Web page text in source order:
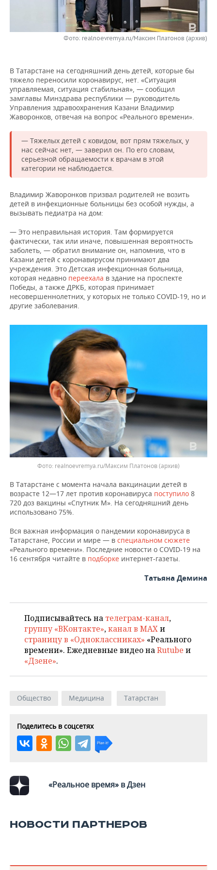
НЕФТЕХИМИЯ
ЭНЕРГЕТИКА
РОЗНИЧНАЯ ТОРГОВЛЯ
НОВОСТИ ТЕХНОЛОГИЙ
ТЕЛЕКОММУНИКАЦИИ
МЕРОПРИЯТИЯ
НОВОСТИ МЕРОПРИЯТИЙ
БИЗНЕС-БРАНЧИ
ONLINE-КОНФЕРЕНЦИИ
ОТКРЫТАЯ ЛЕКЦИЯ
ФУТБОЛ
ХОККЕЙ
БАСКЕТБОЛ
ВОЛЕЙБОЛ
КИБЕРСПОРТ
ФИГУРНОЕ КАТАНИЕ
ВОДНЫЕ ВИДЫ СПОРТА
ХОККЕЙ С МЯЧОМ
НОВОСТИ ОБЩЕСТВА
ВЛАСТЬ
ИНФРАСТРУКТУРА
ИСТОРИЯ
КУЛЬТУРА
МЕДИЦИНА
ОБРАЗОВАНИЕ
ПРОИСШЕСТВИЯ
ФОТОГАЛЕРЕЯ
СЮЖЕТЫ
СПРАВОЧНИК
СПИСОК ПЕРСОН
СПИСОК КОМПАНИЙ
ПОЛНАЯ ВЕРСИЯ
Фото: realnoevremya.ru/Максим Платонов (архив)
В Татарстане на сегодняшний день детей, которые бы
тяжело переносили коронавирус, нет. «Ситуация
управляемая, ситуация стабильная», — сообщил
замглавы Минздрава республики — руководитель
Управления здравоохранения Казани Владимир
Жаворонков, отвечая на вопрос «Реального времени».
— Тяжелых детей с ковидом, вот прям тяжелых, у
нас сейчас нет, — заверил он. По его словам,
серьезной обращаемости к врачам в этой
категории не наблюдается.
Владимир Жаворонков призвал родителей не возить
детей в инфекционные больницы без особой нужды, а
вызывать педиатра на дом:
— Это неправильная история. Там формируется
фактически, так или иначе, повышенная вероятность
заболеть, — обратил внимание он, напомнив, что в
Казани детей с коронавирусом принимают два
учреждения. Это Детская инфекционная больница,
которая недавно переехала в здание на проспекте
Победы, а также ДРКБ, которая принимает
несовершеннолетних, у которых не только СOVID-19, но и
другие заболевания.
Фото: realnoevremya.ru/Максим Платонов (архив)
В Татарстане с момента начала вакцинации детей в
возрасте 12—17 лет против коронавируса поступило 8
720 доз вакцины «Спутник М». На сегодняшний день
использовано 75%.
Вся важная информация о пандемии коронавируса в
Татарстане, России и мире — в специальном сюжете
«Реального времени». Последние новости о COVID-19 на
16 сентября читайте в подборке интернет-газеты.
Татьяна Демина
Подписывайтесь на телеграм-канал,
группу «ВКонтакте»,канал в MAXи
страницу в «Одноклассниках» «Реального
времени». Ежедневные видео наRutube и
«Дзене».
Общество Медицина Татарстан
Поделитесь в соцсетях
«Реальное время» в Дзен
НОВОСТИ ПАРТНЕРОВ